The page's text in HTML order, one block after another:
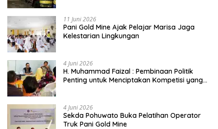
11 Juni 2026
Pani Gold Mine Ajak Pelajar Marisa Jaga
Kelestarian Lingkungan
4 Juni 2026
H. Muhammad Faizal : Pembinaan Politik
Penting untuk Menciptakan Kompetisi yang
4 Juni 2026
Sekda Pohuwato Buka Pelatihan Operator
Truk Pani Gold Mine